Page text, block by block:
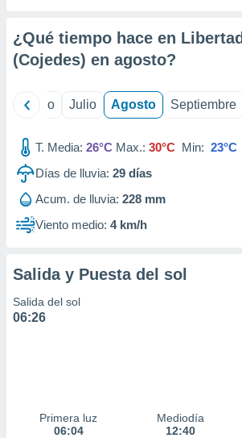
e
de
¿Qué tiempo hace en Libertad
(Cojedes) en agosto?
Junio Julio Agosto Septiembre
T. Media: 26°C Max.: 30°C Min: 23°C
Días de lluvia: 29 días
Acum. de lluvia: 228 mm
Viento medio: 4 km/h
Salida y Puesta del sol
Salida del sol
06:26
Primera luz
06:04
Mediodía
12:40